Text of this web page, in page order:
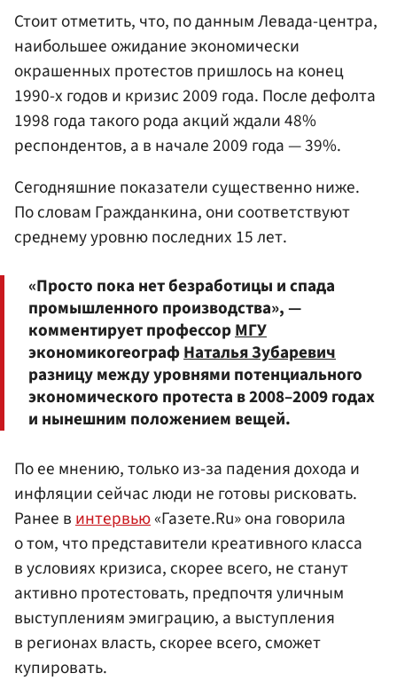
Стоит отметить, что, по данным Левада-центра,
наибольшее ожидание экономически
окрашенных протестов пришлось на конец
1990-х годов и кризис 2009 года. После дефолта
1998 года такого рода акций ждали 48%
респондентов, а в начале 2009 года — 39%.
Сегодняшние показатели существенно ниже.
По словам Гражданкина, они соответствуют
среднему уровню последних 15 лет.
«Просто пока нет безработицы и спада
промышленного производства», —
комментирует профессорМГУ
экономикогеографНаталья Зубаревич
разницу между уровнями потенциального
экономического протеста в 2008–2009 годах
и нынешним положением вещей.
По ее мнению, только из-за падения дохода и
инфляции сейчас люди не готовы рисковать.
Ранее винтервью«Газете.Ru» она говорила
о том, что представители креативного класса
в условиях кризиса, скорее всего, не станут
активно протестовать, предпочтя уличным
выступлениям эмиграцию, а выступления
в регионах власть, скорее всего, сможет
купировать.